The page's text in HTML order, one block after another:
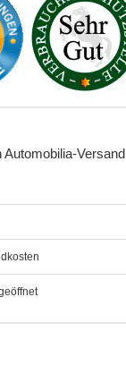
Automobilia-Versand